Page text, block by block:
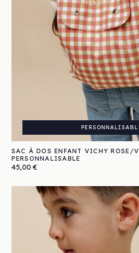
SAC À DOS ENFANT VICHY ROSE/
PERSONNALISABLE
Prix
45,00 €